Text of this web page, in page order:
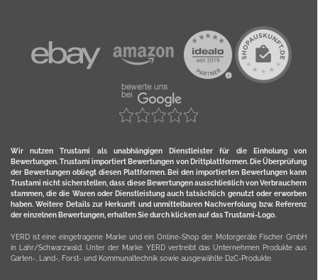
Wir nutzen Trustami als unabhängigen Dienstleister für die Einholung von
Bewertungen. Trustami importiert Bewertungen von Drittplattformen. Die Überprüfung
der Bewertungen obliegt diesen Plattformen. Bei den importierten Bewertungen kann
Trustami nicht sicherstellen, dass diese Bewertungen ausschließlich von Verbrauchern
stammen, die die Waren oder Dienstleistung auch tatsächlich genutzt oder erworben
haben. Weitere Details zur Herkunft und unmittelbaren Nachverfolung bzw. Referenz
der einzelnen Bewertungen, erhalten Sie durch klicken auf das Trustami-Logo.
YERD ist eine eingetragene Marke und ein Online-Shop der Motorgeräte Fischer GmbH
in Lahr/Schwarzwald. Unter der Marke YERD vertreibt das Unternehmen Produkte aus
Garten-, Land-, Forst- und Kommunaltechnik sowie ausgewählte D2C-Produkte.